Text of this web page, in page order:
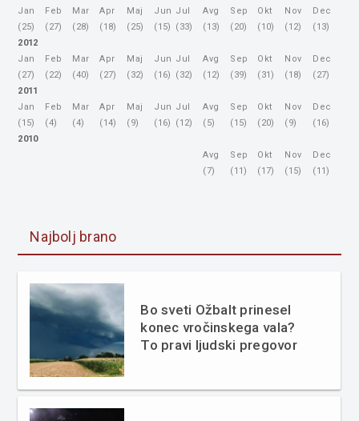
Jan
(25)
Feb
(27)
Mar
(28)
Apr
(18)
Maj
(25)
Jun
(15)
Jul
(33)
Avg
(13)
Sep
(20)
Okt
(10)
Nov
(12)
Dec
(13)
2012
Jan
(27)
Feb
(22)
Mar
(40)
Apr
(27)
Maj
(32)
Jun
(16)
Jul
(32)
Avg
(12)
Sep
(39)
Okt
(31)
Nov
(18)
Dec
(27)
2011
Jan
(15)
Feb
(4)
Mar
(4)
Apr
(14)
Maj
(9)
Jun
(16)
Jul
(12)
Avg
(5)
Sep
(15)
Okt
(20)
Nov
(9)
Dec
(16)
2010
Avg
(7)
Sep
(11)
Okt
(17)
Nov
(15)
Dec
(11)
Najbolj brano
Bo sveti Ožbalt prinesel
konec vročinskega vala?
To pravi ljudski pregovor